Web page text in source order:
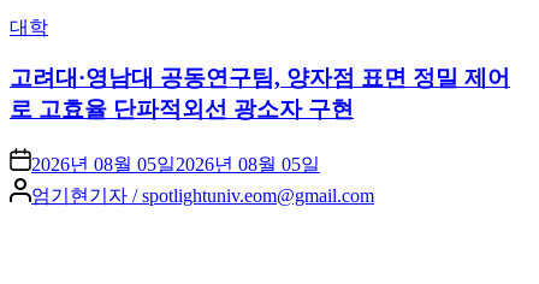
Posted
대학
고려대·영남대 공동연구팀, 양자점 표면 정밀 제어
로 고효율 단파적외선 광소자 구현
2026년 08월 05일2026년 08월 05일
Posted
by
엄기현기자 / spotlightuniv.eom@gmail.com